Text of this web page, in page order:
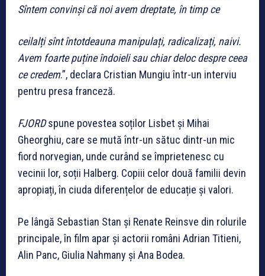
Sîntem convinși că noi avem dreptate, în timp ce
ceilalți sînt întotdeauna manipulați, radicalizați, naivi.
Avem foarte puține îndoieli sau chiar deloc despre ceea
ce credem.”, declara Cristian Mungiu într-un interviu
pentru presa franceză.
FJORDspune povestea soților Lisbet și Mihai
Gheorghiu, care se mută într-un sătuc dintr-un mic
fiord norvegian, unde curând se împrietenesc cu
vecinii lor, soții Halberg. Copiii celor două familii devin
apropiați, în ciuda diferențelor de educație și valori.
Pe lângă Sebastian Stan și Renate Reinsve din rolurile
principale, în film apar și actorii români Adrian Titieni,
Alin Panc, Giulia Nahmany și Ana Bodea.